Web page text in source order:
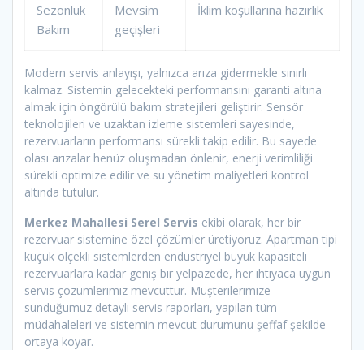
Sezonluk
Bakım
Mevsim
geçişleri
İklim koşullarına hazırlık
Modern servis anlayışı, yalnızca arıza gidermekle sınırlı
kalmaz. Sistemin gelecekteki performansını garanti altına
almak için öngörülü bakım stratejileri geliştirir. Sensör
teknolojileri ve uzaktan izleme sistemleri sayesinde,
rezervuarların performansı sürekli takip edilir. Bu sayede
olası arızalar henüz oluşmadan önlenir, enerji verimliliği
sürekli optimize edilir ve su yönetim maliyetleri kontrol
altında tutulur.
Merkez Mahallesi Serel Servis ekibi olarak, her bir
rezervuar sistemine özel çözümler üretiyoruz. Apartman tipi
küçük ölçekli sistemlerden endüstriyel büyük kapasiteli
rezervuarlara kadar geniş bir yelpazede, her ihtiyaca uygun
servis çözümlerimiz mevcuttur. Müşterilerimize
sunduğumuz detaylı servis raporları, yapılan tüm
müdahaleleri ve sistemin mevcut durumunu şeffaf şekilde
ortaya koyar.